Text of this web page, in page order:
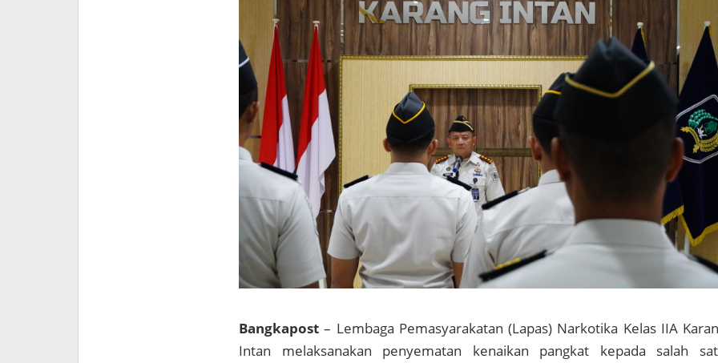
Bangkapost– Lembaga Pemasyarakatan (Lapas) Narkotika Kelas IIA
Intan melaksanakan penyematan kenaikan pangkat kepada salah